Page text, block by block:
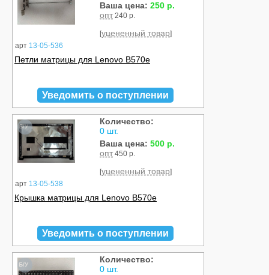
арт 13-05-536
Ваша цена: 250 р.
опт 240 р.
[уцененный товар]
Петли матрицы для Lenovo B570e
Уведомить о поступлении
Б/У
арт 13-05-538
Количество:
0 шт.
Ваша цена: 500 р.
опт 450 р.
[уцененный товар]
Крышка матрицы для Lenovo B570e
Уведомить о поступлении
Б/У
Количество:
0 шт.